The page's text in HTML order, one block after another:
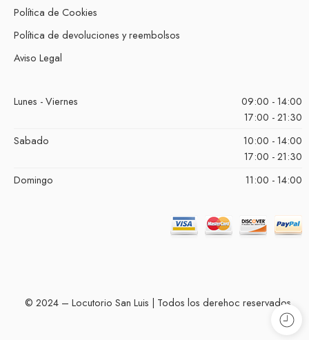
Política de Cookies
Política de devoluciones y reembolsos
Aviso Legal
Lunes - Viernes
09:00 - 14:00
17:00 - 21:30
Sabado
10:00 - 14:00
17:00 - 21:30
Domingo
11:00 - 14:00
© 2024 – Locutorio San Luis | Todos los derehoc reservados